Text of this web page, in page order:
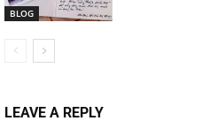
BLOG
LEAVE A REPLY